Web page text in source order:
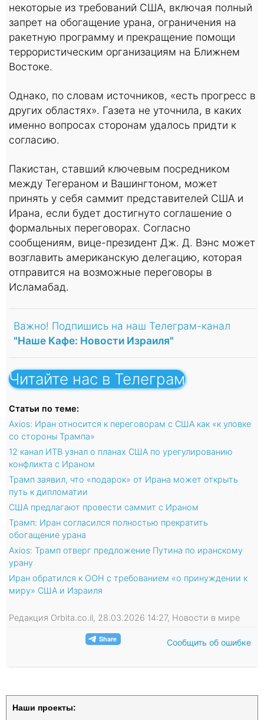
некоторые из требований США, включая полный
запрет на обогащение урана, ограничения на
ракетную программу и прекращение помощи
террористическим организациям на Ближнем
Востоке.
Однако, по словам источников, «есть прогресс в
других областях». Газета не уточнила, в каких
именно вопросах сторонам удалось придти к
согласию.
Пакистан, ставший ключевым посредником
между Тегераном и Вашингтоном, может
принять у себя саммит представителей США и
Ирана, если будет достигнуто соглашение о
формальных переговорах. Согласно
сообщениям, вице-президент Дж. Д. Вэнс может
возглавить американскую делегацию, которая
отправится на возможные переговоры в
Исламабад.
Важно! Подпишись на наш Телеграм-канал
"Наше Кафе: Новости Израиля"
Читайте нас в Телеграм
Статьи по теме:
Axios: Иран относится к переговорам с США как «к уловке
со стороны Трампа»
12 канал ИТВ узнал о планах США по урегулированию
конфликта с Ираном
Трамп заявил, что «подарок» от Ирана может открыть
путь к дипломатии
США предлагают провести саммит с Ираном
Трамп: Иран согласился полностью прекратить
обогащение урана
Axios: Трамп отверг предложение Путина по иранскому
урану
Иран обратился к ООН с требованием «о принуждении к
миру» США и Израиля
Редакция Orbita.co.il, 28.03.2026 14:27, Новости в мире
Сообщить об ошибке
Наши проекты: